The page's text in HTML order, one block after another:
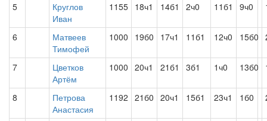
5
Круглов
Иван
1155 18ч1 14б1 2ч0 11б1 9ч0
6
Матвеев
Тимофей
1000 19б0 17ч1 11б1 12ч0 15б0
7
Цветков
Артём
1000 20ч1 21б1 3б1 1ч0 13б0
8
Петрова
Анастасия
1192 21б0 20ч1 15б1 23ч1 1б0